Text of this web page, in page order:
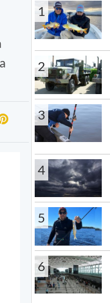
1
2
3
4
5
6